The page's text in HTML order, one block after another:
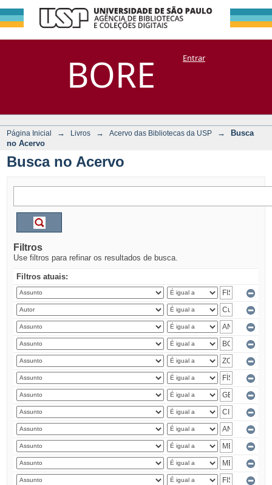
BORE
Busca no Acervo
DSpace/Manakin + CoriscoEntrar
Página Inicial → Livros → Acervo das Bibliotecas da USP →
Busca
no Acervo
Busca no Acervo
Filtros
Use filtros para refinar os resultados de busca.
Filtros atuais: